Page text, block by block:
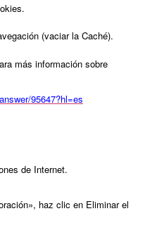
(vaciar la Caché).
más información sobre
95647?hl=es
de Internet.
haz clic en Eliminar el